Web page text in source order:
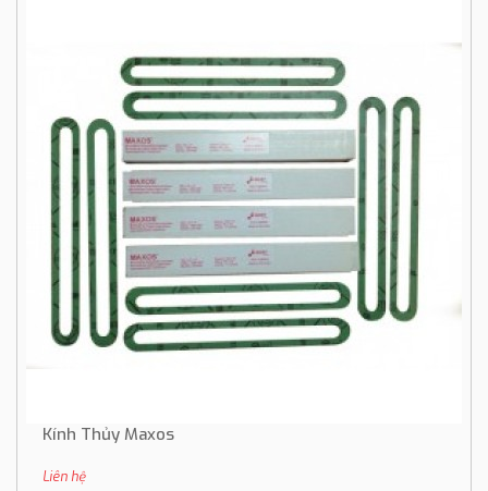
Kính Thủy Maxos
Liên hệ